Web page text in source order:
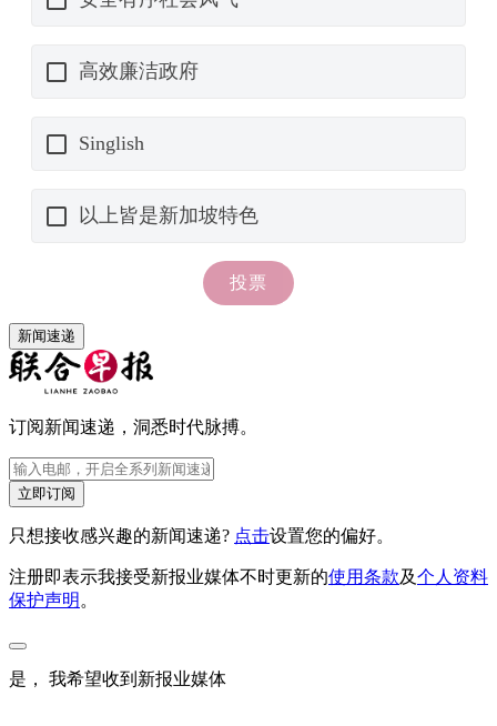
新闻速递
订阅新闻速递，洞悉时代脉搏。
立即订阅
只想接收感兴趣的新闻速递? 点击设置您的偏好。
注册即表示我接受新报业媒体不时更新的使用条款及个人资料
保护声明 。
是， 我希望收到新报业媒体